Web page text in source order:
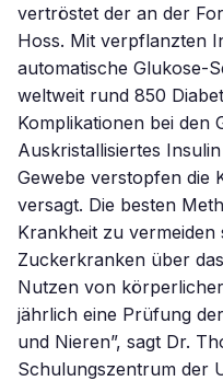
vertröstet der an der
Hoss. Mit verpflanzten
automatische Glukose-
weltweit rund 850
Komplikationen bei den
Auskristallisiertes
Gewebe verstopfen die
versagt. Die besten
Krankheit zu vermeiden
Zuckerkranken über
Nutzen von
jährlich eine Prüfung
und Nieren”, sagt Dr.
Schulungszentrum der